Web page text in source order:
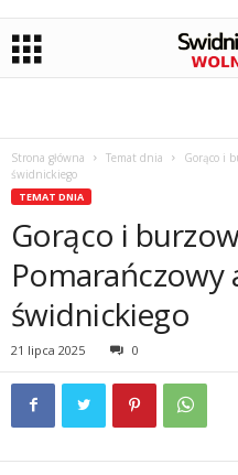
Strona główna Temat dnia
Gorąco i
świdnickiego
TEMAT DNIA
Gorąco i
świdnickiego
21 lipca 2025 0